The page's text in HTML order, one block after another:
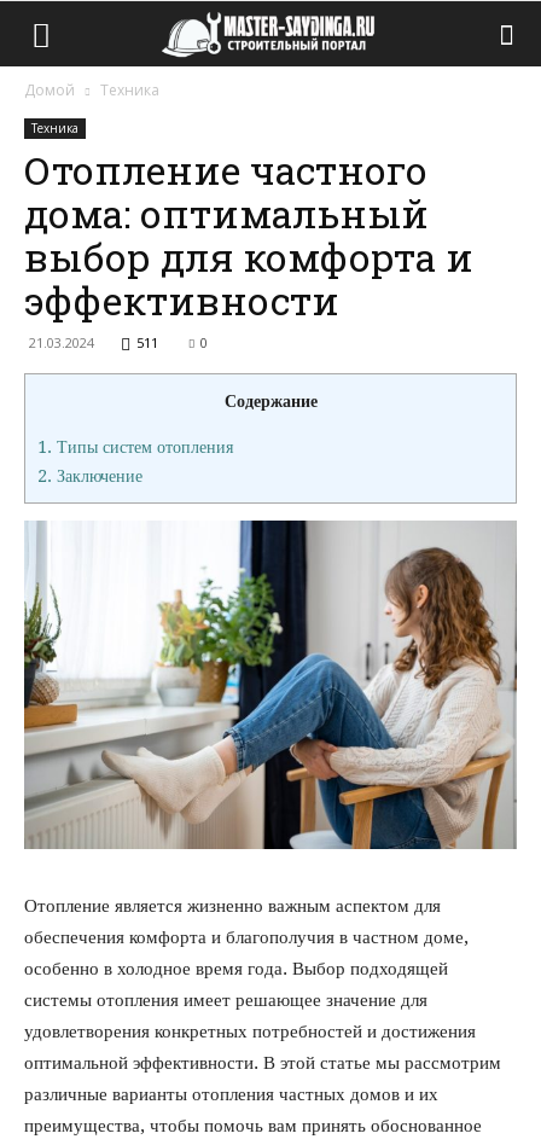
Домой Техника
Техника
Отопление частного
дома: оптимальный
выбор для комфорта и
эффективности
21.03.2024 511 0
Содержание
1. Типы систем отопления
2. Заключение
Отопление является жизненно важным аспектом для
обеспечения комфорта и благополучия в частном доме,
особенно в холодное время года. Выбор подходящей
системы отопления имеет решающее значение для
удовлетворения конкретных потребностей и достижения
оптимальной эффективности. В этой статье мы рассмотрим
различные варианты отопления частных домов и их
преимущества, чтобы помочь вам принять обоснованное